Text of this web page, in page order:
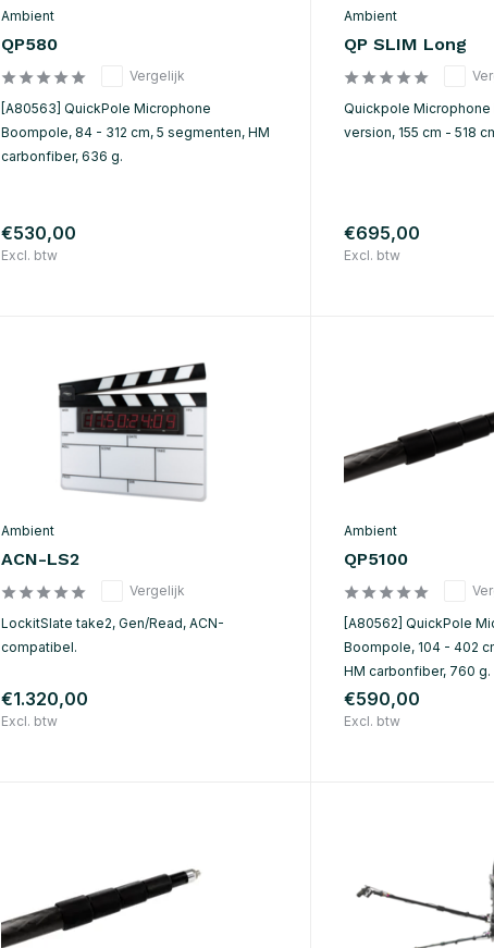
Ambient
QP580
Vergelijk
[A80563] QuickPole Microphone
Boompole, 84 - 312 cm, 5 segmenten, HM
carbonfiber, 636 g.
€530,00
Excl. btw
Ambient
QP SLIM Long
Quickpole Microphone
version, 155 cm - 518
€695,00
Excl. btw
Ambient
ACN-LS2
Vergelijk
LockitSlate take2, Gen/Read, ACN-
compatibel.
€1.320,00
Excl. btw
Ambient
QP5100
[A80562] QuickPole
Boompole, 104 - 402
HM carbonfiber, 760 g.
€590,00
Excl. btw